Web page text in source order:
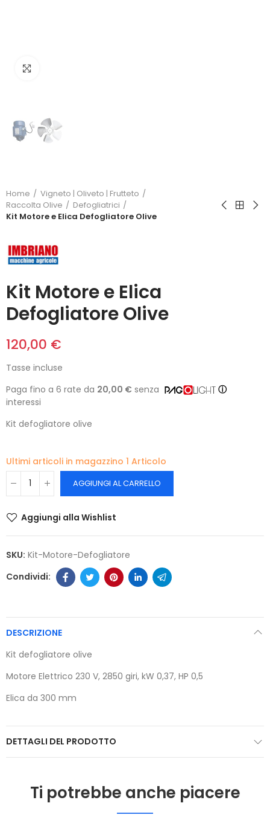
Home
Vigneto | Oliveto | Frutteto
Raccolta Olive
Defogliatrici
Kit Motore e Elica Defogliatore Olive
Kit Motore e Elica
Defogliatore Olive
120,00 €
Tasse incluse
Paga fino a 6 rate da 20,00 € senza
interessi
ⓘ
Kit defogliatore olive
Ultimi articoli in magazzino 1 Articolo
AGGIUNGI AL CARRELLO
Aggiungi alla Wishlist
SKU: Kit-Motore-Defogliatore
DESCRIZIONE
Kit defogliatore olive
Motore Elettrico 230 V, 2850 giri, kW 0,37, HP 0,5
Elica da 300 mm
DETTAGLI DEL PRODOTTO
Ti potrebbe anche piacere